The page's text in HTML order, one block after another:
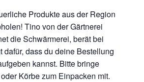
Produkte aus der Region
Tino von der Gärtnerei
die Schwärmerei, berät bei
dafür, dass du deine Bestellung
kannst. Bitte bringe
Körbe zum Einpacken mit.